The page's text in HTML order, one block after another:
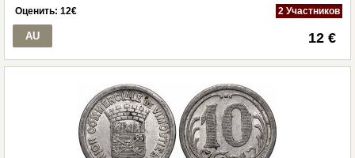
Оценить: 12€ 2 Участников
AU 12 €